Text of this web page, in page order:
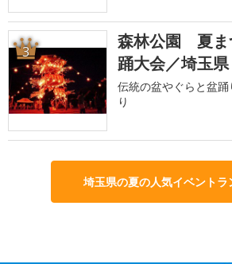
3
森林公園 夏ま
踊大会／埼玉県
伝統の盆やぐらと盆
り
埼玉県の夏の人気イベントラ